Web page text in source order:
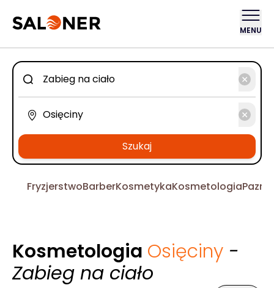
MENU
Szukaj
FryzjerstwoBarberKosmetykaKosmetologia
Kosmetologia Osięciny -
Zabieg na ciało